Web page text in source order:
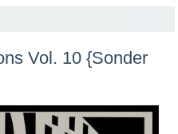
Vol. 10 {Sonder